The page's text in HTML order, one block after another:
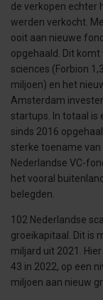
de verkopen echter
werden verkocht.
ooit aan nieuwe
opgehaald. Dit
sciences (Forbion
miljoen) en het
Amsterdam
startups. In totaal is
sinds 2016
sterke toename
Nederlandse VC-
het vooral
belegden.
102 Nederlandse
groeikapitaal. Dit is
miljard uit 2021.
43 in 2022, op een
miljoen aan nieuw